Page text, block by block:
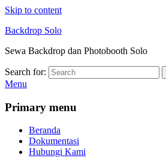
Skip to content
Backdrop Solo
Sewa Backdrop dan Photobooth Solo
Search for:
Menu
Primary menu
Beranda
Dokumentasi
Hubungi Kami